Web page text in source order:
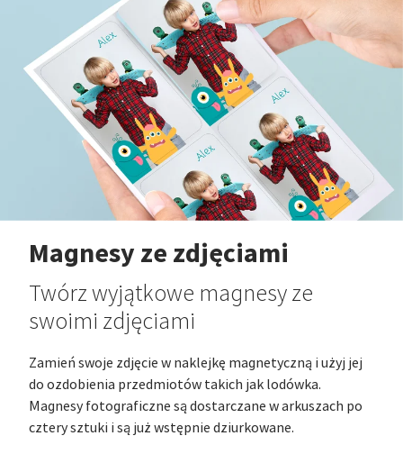
Magnesy ze zdjęciami
Twórz wyjątkowe magnesy ze
swoimi zdjęciami
Zamień swoje zdjęcie w naklejkę magnetyczną i użyj jej
do ozdobienia przedmiotów takich jak lodówka.
Magnesy fotograficzne są dostarczane w arkuszach po
cztery sztuki i są już wstępnie dziurkowane.